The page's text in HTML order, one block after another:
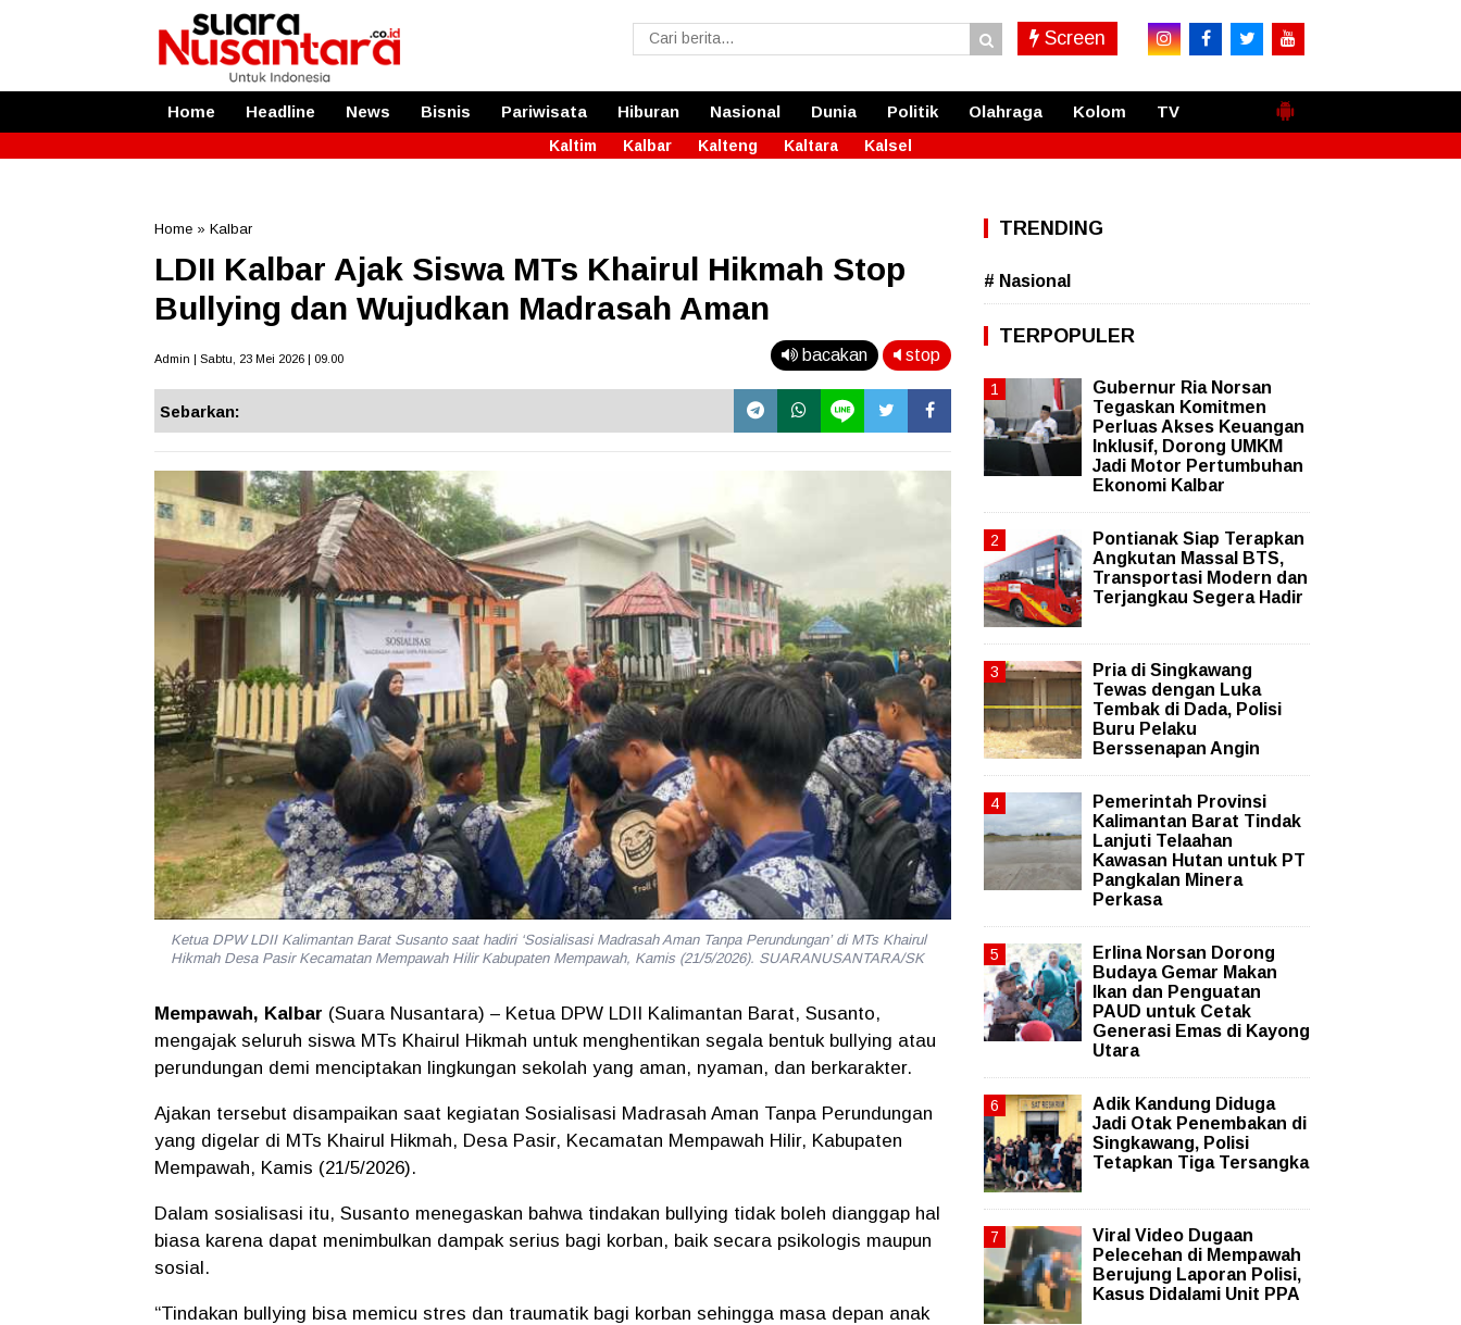
Screen
Home Headline News Bisnis Pariwisata Hiburan Nasional Dunia Politik Olahraga Kolom TV
Kaltim Kalbar Kalteng Kaltara Kalsel
Home » Kalbar
LDII Kalbar Ajak Siswa MTs Khairul Hikmah Stop
Bullying dan Wujudkan Madrasah Aman
Admin | Sabtu, 23 Mei 2026 | 09.00 bacakan stop
Sebarkan:
Ketua DPW LDII Kalimantan Barat Susanto saat hadiri ‘Sosialisasi Madrasah Aman Tanpa Perundungan’ di MTs Khairul
Hikmah Desa Pasir Kecamatan Mempawah Hilir Kabupaten Mempawah, Kamis (21/5/2026). SUARANUSANTARA/SK
Mempawah, Kalbar (Suara Nusantara) – Ketua DPW LDII Kalimantan Barat, Susanto,
mengajak seluruh siswa MTs Khairul Hikmah untuk menghentikan segala bentuk bullying atau
perundungan demi menciptakan lingkungan sekolah yang aman, nyaman, dan berkarakter.
Ajakan tersebut disampaikan saat kegiatan Sosialisasi Madrasah Aman Tanpa Perundungan
yang digelar di MTs Khairul Hikmah, Desa Pasir, Kecamatan Mempawah Hilir, Kabupaten
Mempawah, Kamis (21/5/2026).
Dalam sosialisasi itu, Susanto menegaskan bahwa tindakan bullying tidak boleh dianggap hal
biasa karena dapat menimbulkan dampak serius bagi korban, baik secara psikologis maupun
sosial.
“Tindakan bullying bisa memicu stres dan traumatik bagi korban sehingga masa depan anak
TRENDING
# Nasional
TERPOPULER
Gubernur Ria Norsan
Tegaskan Komitmen
Perluas Akses Keuangan
Inklusif, Dorong UMKM
Jadi Motor Pertumbuhan
Ekonomi Kalbar
Pontianak Siap Terapkan
Angkutan Massal BTS,
Transportasi Modern dan
Terjangkau Segera Hadir
Pria di Singkawang
Tewas dengan Luka
Tembak di Dada, Polisi
Buru Pelaku
Berssenapan Angin
Pemerintah Provinsi
Kalimantan Barat Tindak
Lanjuti Telaahan
Kawasan Hutan untuk PT
Pangkalan Minera
Perkasa
Erlina Norsan Dorong
Budaya Gemar Makan
Ikan dan Penguatan
PAUD untuk Cetak
Generasi Emas di Kayong
Utara
Adik Kandung Diduga
Jadi Otak Penembakan di
Singkawang, Polisi
Tetapkan Tiga Tersangka
Viral Video Dugaan
Pelecehan di Mempawah
Berujung Laporan Polisi,
Kasus Didalami Unit PPA